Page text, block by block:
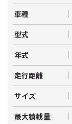
車種
型式
年式
走行距離
サイズ
最大積載量